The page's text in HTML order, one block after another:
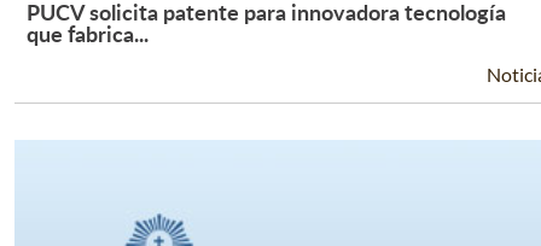
Leer Más +
PUCV solicita patente para innovadora tecnología
que fabrica...